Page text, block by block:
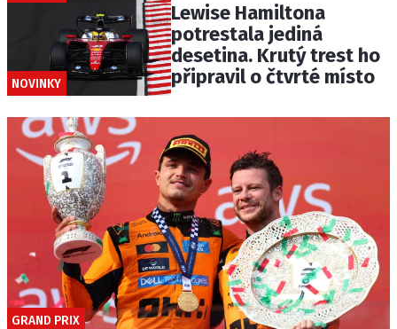
NOVINKY
Lewise Hamiltona
potrestala jediná
desetina. Krutý trest ho
připravil o čtvrté místo
GRAND PRIX